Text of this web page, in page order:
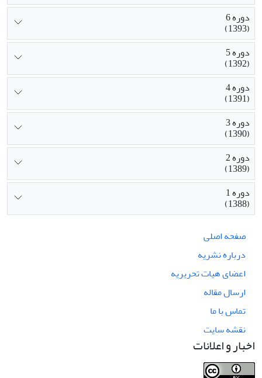
دوره 6
(1393)
دوره 5
(1392)
دوره 4
(1391)
دوره 3
(1390)
دوره 2
(1389)
دوره 1
(1388)
صفحه اصلی
درباره نشریه
اعضای هیات تحریریه
ارسال مقاله
تماس با ما
نقشه سایت
اخبار و اعلانات